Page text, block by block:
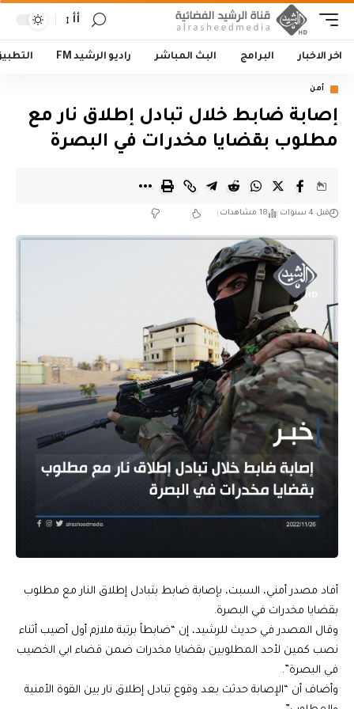
أأ
اخر الاخبار البرامج البث المباشر راديو الرشيد FM
أمن
إصابة ضابط خلال تبادل إطلاق نار مع
مطلوب بقضايا مخدرات في البصرة
قبل 4 سنوات 18 مشاهدات
أفاد مصدر أمني، السبت، بإصابة ضابط بتبادل إطلاق النار مع مطلوب
بقضايا مخدرات في البصرة.
وقال المصدر في حديث للرشيد، إن “ضابطاً برتبة ملازم أول أصيب أثناء
نصب كمين لأحد المطلوبين بقضايا مخدرات ضمن قضاء ابي الخصيب
في البصرة”.
وأضاف أن “الإصابة حدثت بعد وقوع تبادل إطلاق نار بين القوة الأمنية